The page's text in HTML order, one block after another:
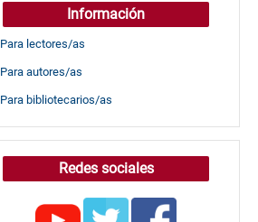
Información
Para lectores/as
Para autores/as
Para bibliotecarios/as
Redes sociales